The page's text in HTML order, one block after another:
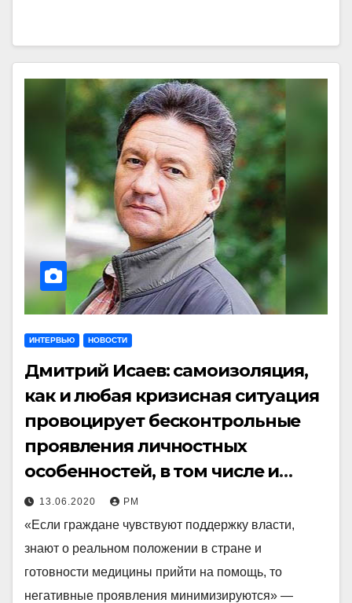
ИНТЕРВЬЮ НОВОСТИ
Дмитрий Исаев: самоизоляция,
как и любая кризисная ситуация
провоцирует бесконтрольные
проявления личностных
особенностей, в том числе и
агрессивных
13.06.2020 РМ
«Если граждане чувствуют поддержку власти,
знают о реальном положении в стране и
готовности медицины прийти на помощь, то
негативные проявления минимизируются» —